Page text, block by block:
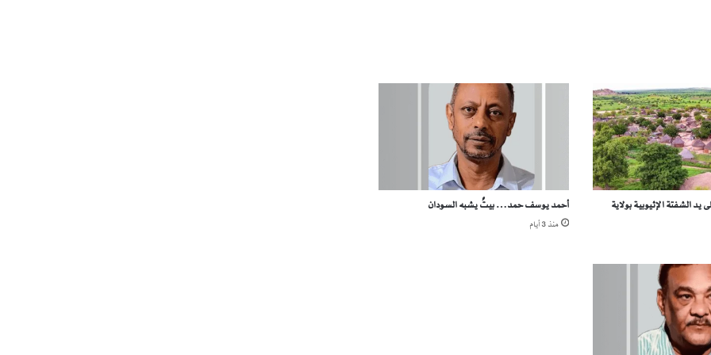
ن
ي
ت
ر
ب
ع
ع
ل
ش
ا
ل
ل
يد الشفتة الإثيوبية بولاية
أحمد يوسف حمد… بيتٌ يشبه السودان
منذ 3 أيام